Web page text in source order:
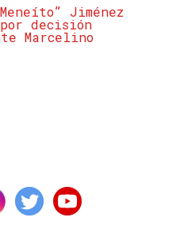
Jiménez
decisión
Marcelino